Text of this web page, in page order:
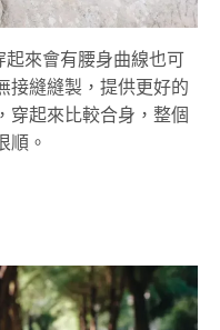
來會有腰身曲線也可
接縫縫製，提供更好的
穿起來比較合身，整個
順。